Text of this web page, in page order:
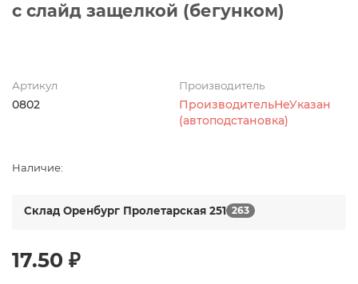
с слайд защелкой (бегунком)
Артикул
0802
Производитель
ПроизводительНеУказан
(автоподстановка)
Наличие:
Склад Оренбург Пролетарская 251 263
17.50 ₽